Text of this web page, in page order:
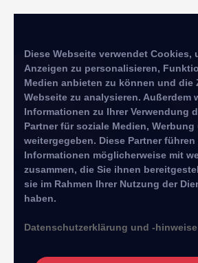
Diese Webseite verwendet Cookies,
Anzeigen zu personalisieren,
Medien anbieten zu können und die
Webseite zu analysieren. Außerdem
Informationen zu Ihrer Verwendung
Partner für soziale Medien,
weitergegeben. Diese Partner führen
Informationen möglicherweise mit
zusammen, die Sie ihnen
sie im Rahmen Ihrer Nutzung der
haben.
Datenschutzerklärung und -hinweise